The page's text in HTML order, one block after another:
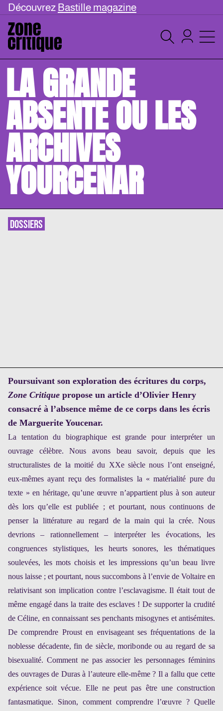
Découvrez Bastille magazine
LA GRANDE
ABSENTE OU LES
ARCHIVES
YOURCENAR
DOSSIERS
Poursuivant son exploration des écritures du corps,
Zone Critique propose un article d’Olivier Henry
consacré à l’absence même de ce corps dans les écris
de Marguerite Youcenar.
La tentation du biographique est grande pour interpréter un
ouvrage célèbre. Nous avons beau savoir, depuis que les
structuralistes de la moitié du XXe siècle nous l’ont enseigné,
eux-mêmes ayant reçu des formalistes la « matérialité pure du
texte » en héritage, qu’une œuvre n’appartient plus à son auteur
dès lors qu’elle est publiée ; et pourtant, nous continuons de
penser la littérature au regard de la main qui la crée. Nous
devrions – rationnellement – interpréter les évocations, les
congruences stylistiques, les heurts sonores, les thématiques
soulevées, les mots choisis et les impressions qu’un beau livre
nous laisse ; et pourtant, nous succombons à l’envie de Voltaire en
relativisant son implication contre l’esclavagisme. Il était tout de
même engagé dans la traite des esclaves ! De supporter la crudité
de Céline, en connaissant ses penchants misogynes et antisémites.
De comprendre Proust en envisageant ses fréquentations de la
noblesse décadente, fin de siècle, moribonde ou au regard de sa
bisexualité. Comment ne pas associer les personnages féminins
des ouvrages de Duras à l’auteure elle-même ? Il a fallu que cette
expérience soit vécue. Elle ne peut pas être une construction
fantasmatique. Sinon, comment comprendre l’œuvre ? Quelle